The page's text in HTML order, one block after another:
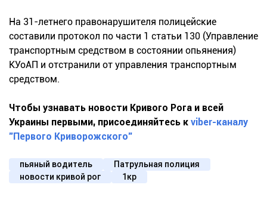
На 31-летнего правонарушителя полицейские
составили протокол по части 1 статьи 130 (Управление
транспортным средством в состоянии опьянения)
КУоАП и отстранили от управления транспортным
средством.
Чтобы узнавать новости Кривого Рога и всей
Украины первыми, присоединяйтесь к viber-каналу
"Первого Криворожского"
пьяный водитель
Патрульная полиция
новости кривой рог
1кр